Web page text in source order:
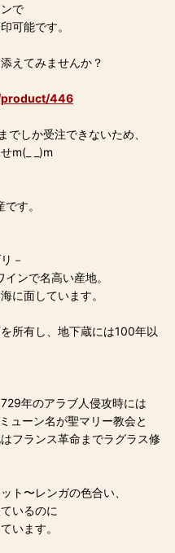
で
可能です。
えてみませんか？
446
しか受注できないため、
m(_ _)m
す。
－
ンで名高い産地。
に面しています。
所有し、地下蔵には100年以
年のアラブ人侵攻時には
ューン名が聖マリー教会と
フランス革命までラグラス修
ト〜レンガの色合い、
いるのに
います。